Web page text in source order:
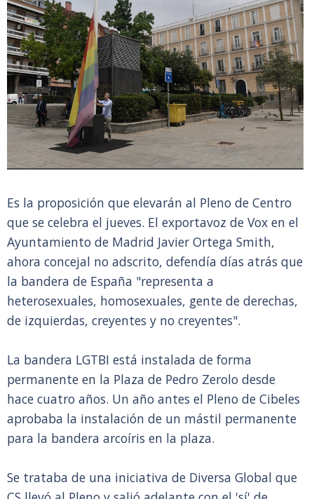
Es la proposición que elevarán al Pleno de Centro
que se celebra el jueves. El exportavoz de Vox en el
Ayuntamiento de Madrid Javier Ortega Smith,
ahora concejal no adscrito, defendía días atrás que
la bandera de España "representa a
heterosexuales, homosexuales, gente de derechas,
de izquierdas, creyentes y no creyentes".
La bandera LGTBI está instalada de forma
permanente en la Plaza de Pedro Zerolo desde
hace cuatro años. Un año antes el Pleno de Cibeles
aprobaba la instalación de un mástil permanente
para la bandera arcoíris en la plaza.
Se trataba de una iniciativa de Diversa Global que